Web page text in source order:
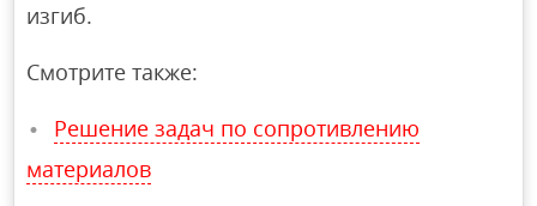
изгиб.
Смотрите также:
Решение задач по сопротивлению
материалов